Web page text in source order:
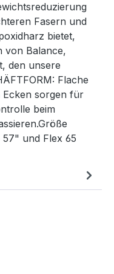
Fasern und
bietet,
von Balance,
den unsere
Flache
Ecken sorgen für
beim
57" und Flex 65